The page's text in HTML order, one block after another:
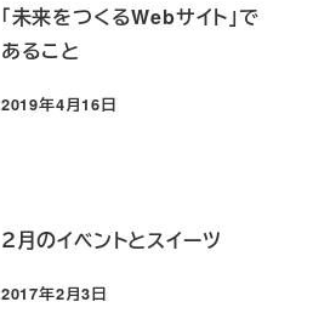
「未来をつくるWebサイト」で
あること
投稿日
2019年4月16日
２月のイベントとスイーツ
投稿日
2017年2月3日